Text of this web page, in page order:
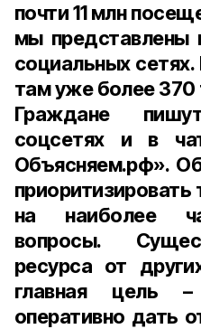
почти 11 млн
мы представлены
социальных
там уже более 370
Граждане
соцсетях и в
Объясняем.рф».
на наиболее
вопросы.
ресурса от
главная цель
оперативно дать